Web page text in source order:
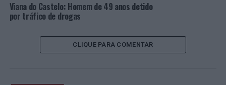
aposentado e residente em Aveiro, tendo apreendido
Cocaína suficiente para cerca de 12 doses individuais.
Pelas 20h00, no Bairro do Aleixo, deteve 01 homem, de
33 anos, e 01 mulher, de 55 anos de idade, serralheiro
Viana do Castelo: Homem de 49 anos detido
por tráfico de drogas
CLIQUE PARA COMENTAR